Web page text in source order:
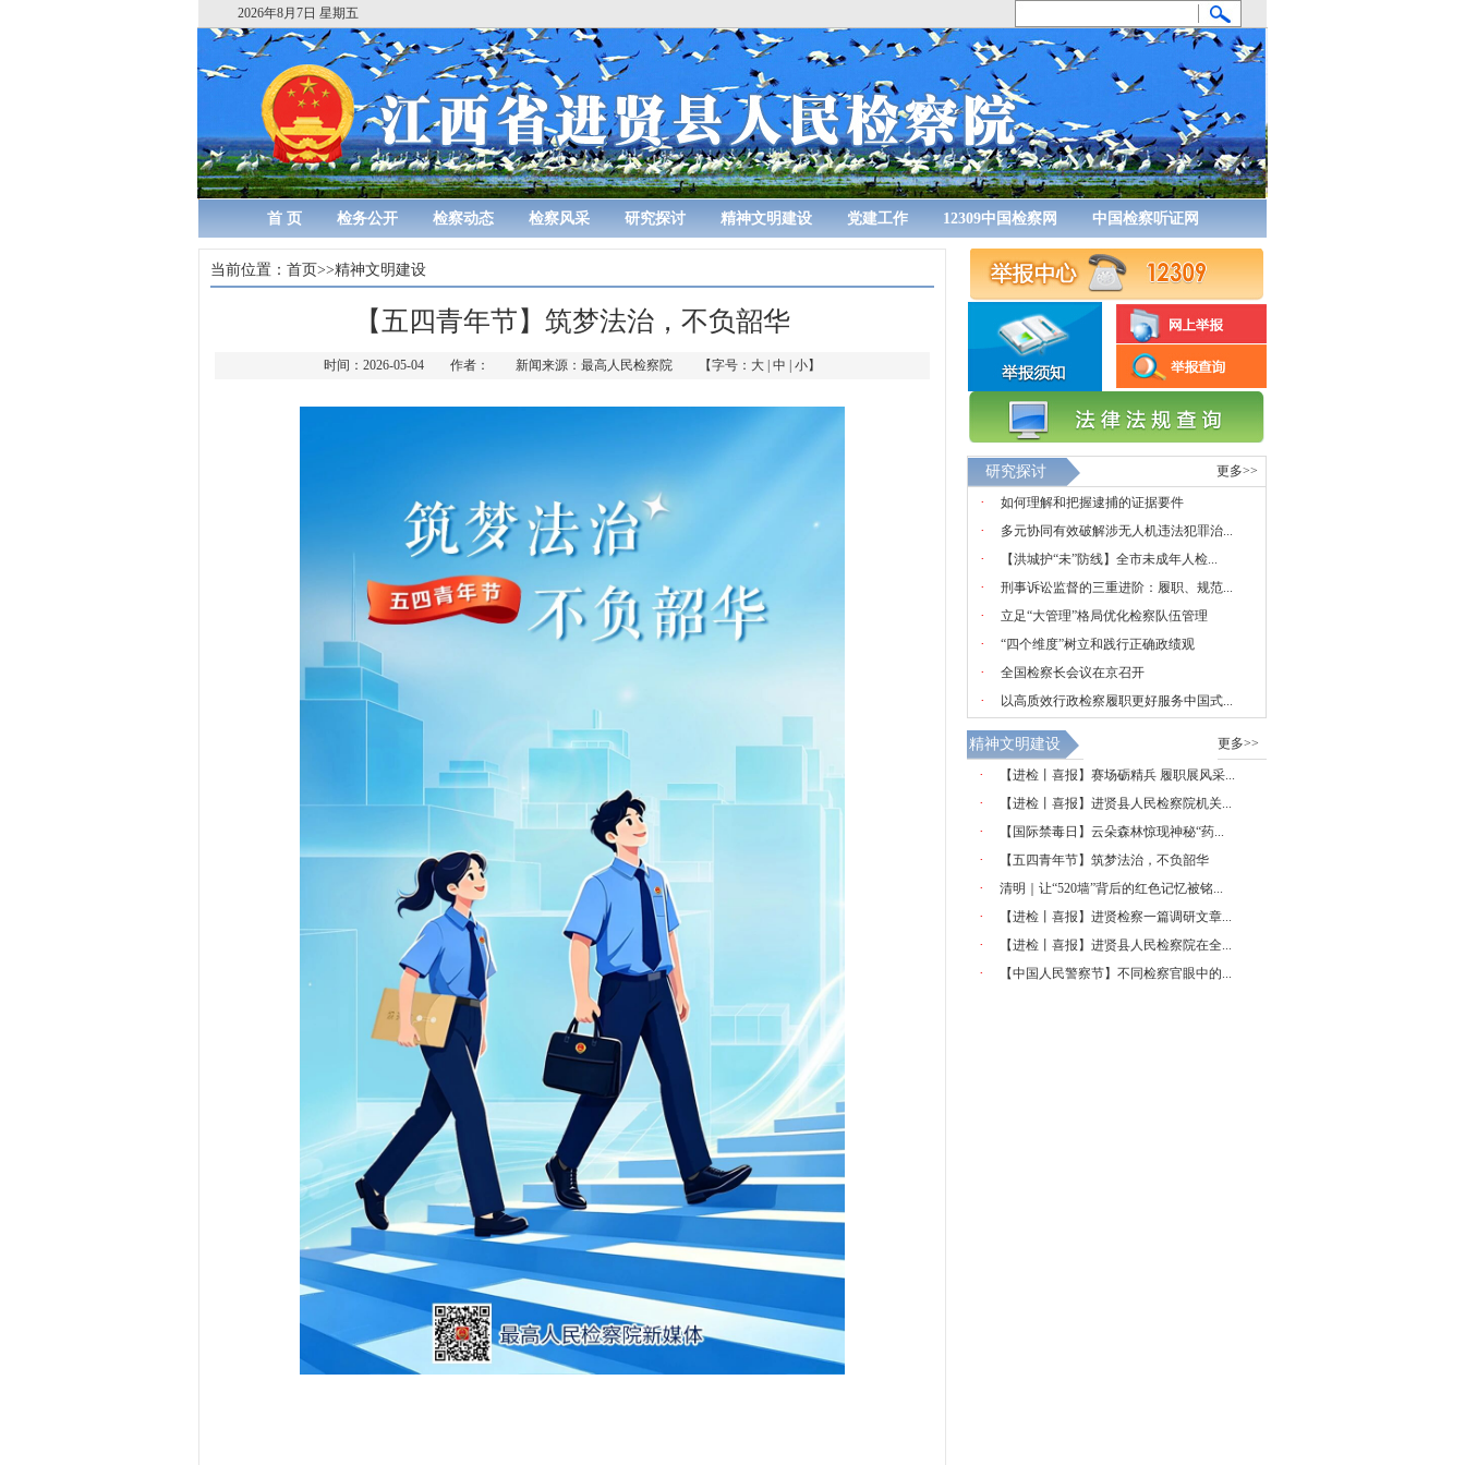
2026年8月7日 星期五
首 页 检务公开 检察动态 检察风采 研究探讨 精神文明建设 党建工作 12309中国检察网 中国检察听证网
当前位置： 首页>>精神文明建设
【五四青年节】筑梦法治，不负韶华
时间：2026-05-04 作者： 新闻来源：最高人民检察院 【字号： 大 中 小】
研究探讨 更多>>
· 如何理解和把握逮捕的证据要件
· 多元协同有效破解涉无人机违法犯罪治...
· 【洪城护“未”防线】全市未成年人检...
· 刑事诉讼监督的三重进阶：履职、规范...
· 立足“大管理”格局优化检察队伍管理
· “四个维度”树立和践行正确政绩观
· 全国检察长会议在京召开
· 以高质效行政检察履职更好服务中国式...
精神文明建设 更多>>
· 【进检丨喜报】赛场砺精兵 履职展风采...
· 【进检丨喜报】进贤县人民检察院机关...
· 【国际禁毒日】云朵森林惊现神秘“药...
· 【五四青年节】筑梦法治，不负韶华
· 清明｜让“520墙”背后的红色记忆被铭...
· 【进检丨喜报】进贤检察一篇调研文章...
· 【进检丨喜报】进贤县人民检察院在全...
· 【中国人民警察节】不同检察官眼中的...